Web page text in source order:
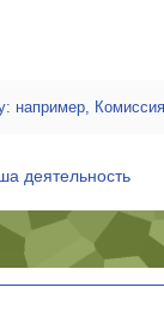
деятельность